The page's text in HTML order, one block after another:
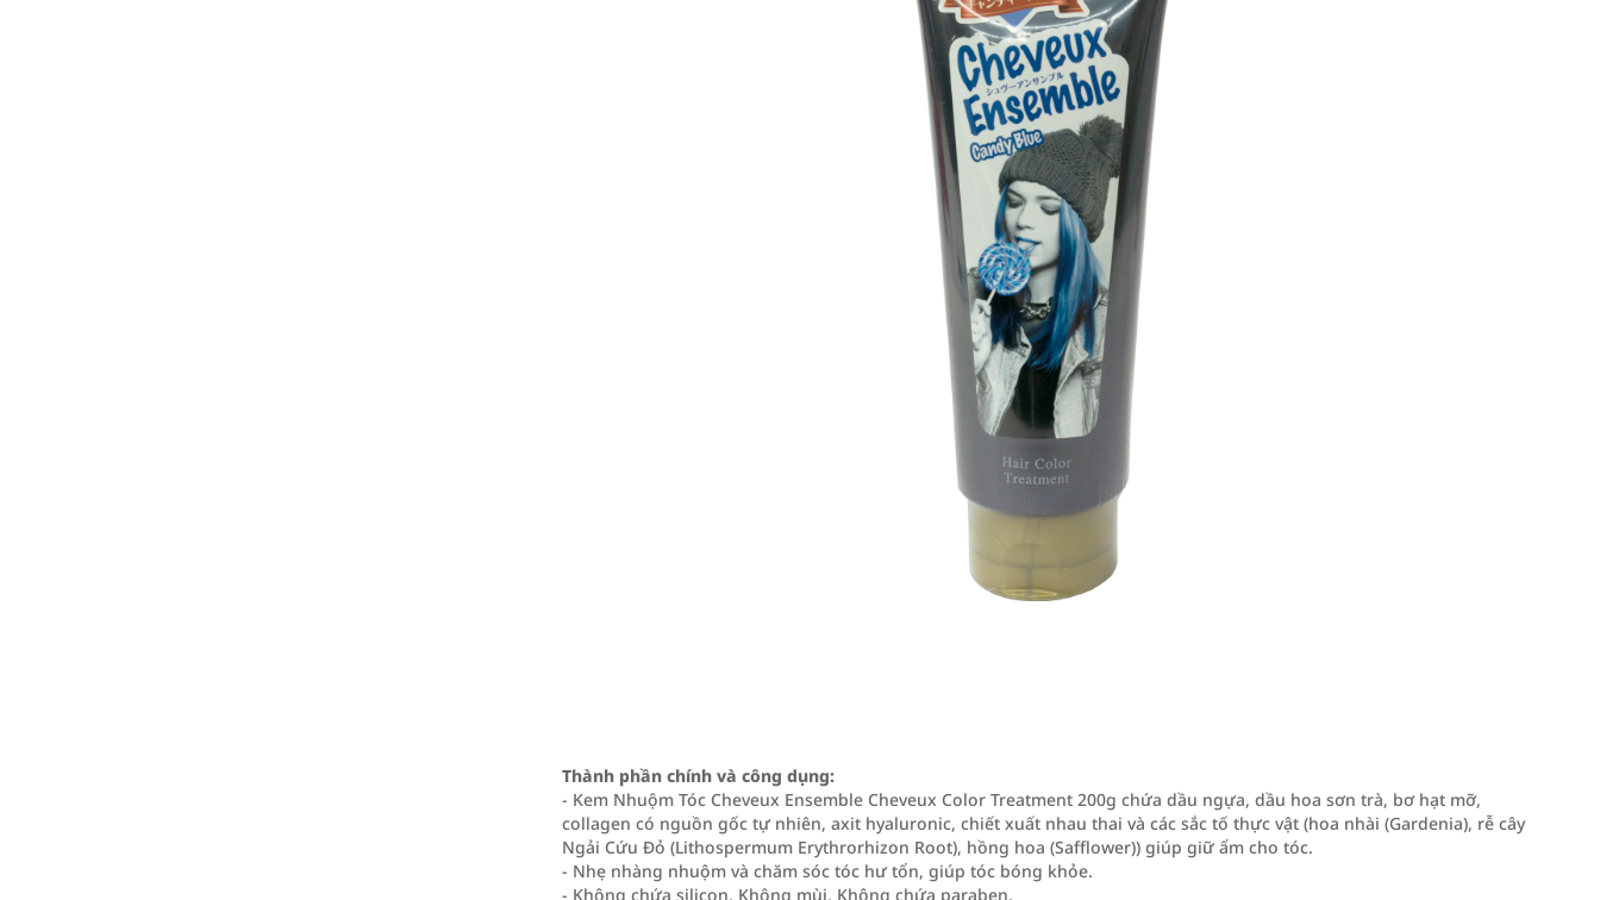
Thành phần chính và công dụng:
- Kem Nhuộm Tóc Cheveux Ensemble Cheveux Color Treatment 200g chứa dầu ngựa, dầu hoa sơn trà, bơ hạt mỡ,
collagen có nguồn gốc tự nhiên, axit hyaluronic, chiết xuất nhau thai và các sắc tố thực vật (hoa nhài (Gardenia), rễ cây
Ngải Cứu Đỏ (Lithospermum Erythrorhizon Root), hồng hoa (Safflower)) giúp giữ ẩm cho tóc.
- Nhẹ nhàng nhuộm và chăm sóc tóc hư tổn, giúp tóc bóng khỏe.
- Không chứa silicon, Không mùi, Không chứa paraben.